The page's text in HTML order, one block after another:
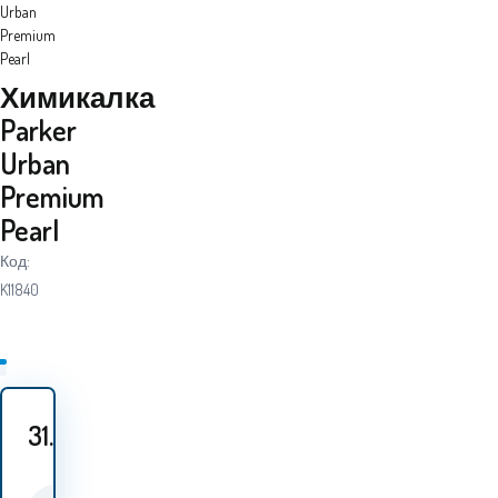
Urban
Premium
Pearl
Химикалка
Parker
Urban
Premium
Pearl
Код:
K11840
31.40